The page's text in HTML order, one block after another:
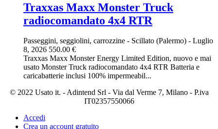
Traxxas Maxx Monster Truck
radiocomandato 4x4 RTR
Passeggini, seggiolini, carrozzine - Scillato (Palermo) - Luglio
8, 2026 550.00 €
Traxxas Maxx Monster Energy Limited Edition, nuovo e mai
usato Monster Truck radiocomandato 4x4 RTR Batteria e
caricabatterie inclusi 100% impermeabil...
© 2022 Usato it. - Adintend Srl - Via dal Verme 7, Milano - P.iva
IT02357550066
Accedi
Crea un account gratuito